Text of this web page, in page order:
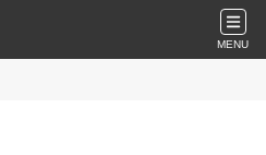
MENU